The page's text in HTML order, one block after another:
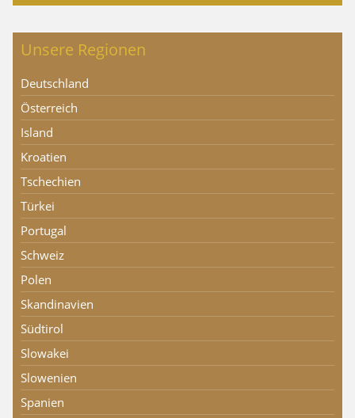
Unsere Regionen
Deutschland
Österreich
Island
Kroatien
Tschechien
Türkei
Portugal
Schweiz
Polen
Skandinavien
Südtirol
Slowakei
Slowenien
Spanien